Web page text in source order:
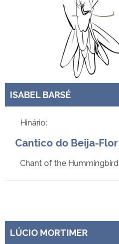
ISABEL BARSÉ
Hinário:
Cantico do Beija-Flor
Chant of the Hummingbird
LÚCIO MORTIMER